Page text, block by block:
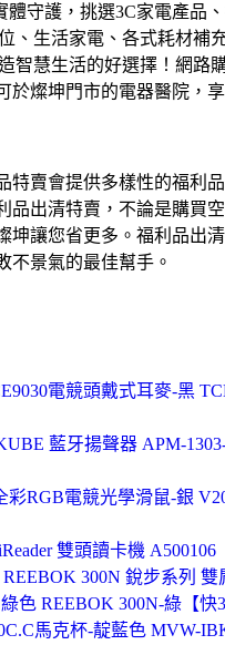
體守護，挑選3C家電產品
、生活家電、各式耗材補
智慧生活的好選擇！網路
於燦坤門市的電器醫院，
特賣會提供多樣性的福利
品出清特賣，不論是購買
坤讓您省更多。福利品出
不景氣的最佳幫手。
電競頭戴式耳麥-黑
藍牙揚聲器 APM-
彩RGB電競光學滑鼠-銀
雙頭讀卡機 A500106
300N 銳步系列
色 REEBOK 300N-綠【快3
馬克杯-靛藍色 MVW-